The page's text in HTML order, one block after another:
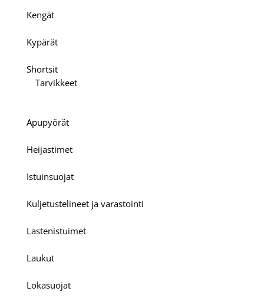
Kengät
Kypärät
Shortsit
Tarvikkeet
Apupyörät
Heijastimet
Istuinsuojat
Kuljetustelineet ja varastointi
Lastenistuimet
Laukut
Lokasuojat